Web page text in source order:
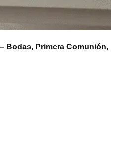
Bodas, Primera Comunión,